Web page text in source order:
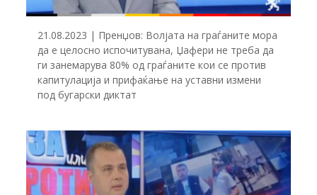
21.08.2023 | Пренџов: Волјата на граѓаните мора
да е целосно испочитувана, Џафери не треба да
ги занемарува 80% од граѓаните кои се против
капитулација и прифаќање на уставни измени
под бугарски диктат